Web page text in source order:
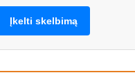
Įkelti skelbimą